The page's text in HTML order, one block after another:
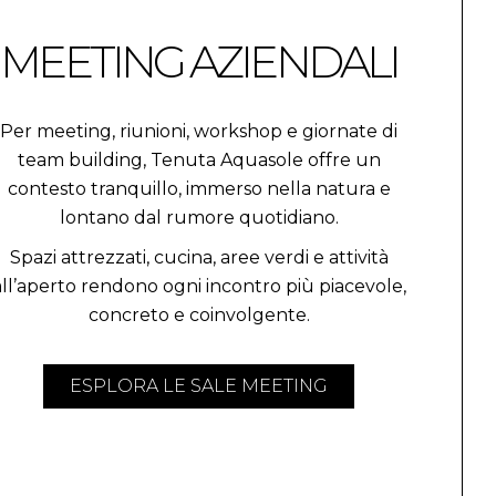
MEETING AZIENDALI
Per meeting, riunioni, workshop e giornate di
team building, Tenuta Aquasole offre un
contesto tranquillo, immerso nella natura e
lontano dal rumore quotidiano.
Spazi attrezzati, cucina, aree verdi e attività
rendono ogni incontro più piacevole,
concreto e coinvolgente.
ESPLORA LE SALE MEETING